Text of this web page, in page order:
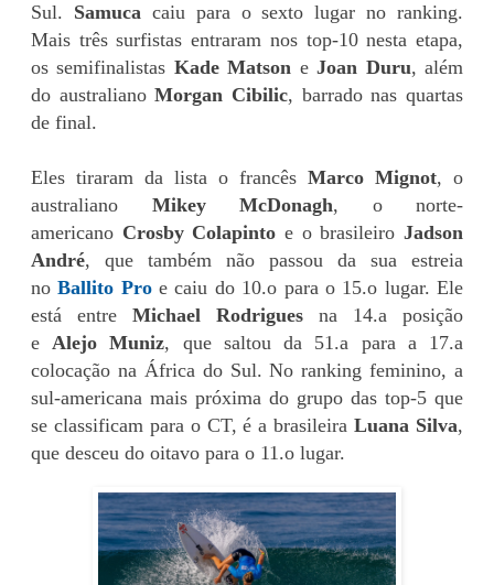
Sul. Samuca caiu para o sexto lugar no ranking.
Mais três surfistas entraram nos top-10 nesta etapa,
os semifinalistas Kade Matson eJoan Duru, além
do australianoMorgan Cibilic, barrado nas quartas
de final.
Eles tiraram da lista o francês Marco Mignot, o
australiano Mikey McDonagh, o norte-
americano Crosby Colapinto e o brasileiroJadson
André, que também não passou da sua estreia
noBallito Proe caiu do 10.o para o 15.o lugar. Ele
está entre Michael Rodrigues na 14.a posição
eAlejo Muniz, que saltou da 51.a para a 17.a
colocação na África do Sul. No ranking feminino, a
sul-americana mais próxima do grupo das top-5 que
se classificam para o CT, é a brasileiraLuana Silva,
que desceu do oitavo para o 11.o lugar.